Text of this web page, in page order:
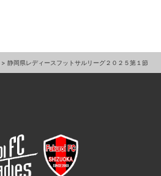
> 静岡県レディースフットサルリーグ２０２５第１節